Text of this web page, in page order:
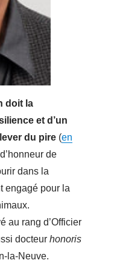
doit la
et d’un
du pire (en
de
dans la
engagé pour la
au rang d’Officier
docteurhonoris
la-Neuve.